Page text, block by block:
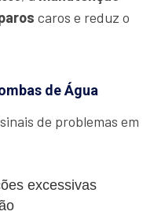
caros e reduz o
de Água
de problemas em
excessivas